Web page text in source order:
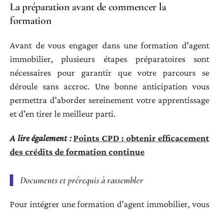
La préparation avant de commencer la
formation
Avant de vous engager dans une formation d'agent
immobilier, plusieurs étapes préparatoires sont
nécessaires pour garantir que votre parcours se
déroule sans accroc. Une bonne anticipation vous
permettra d'aborder sereinement votre apprentissage
et d'en tirer le meilleur parti.
A lire également : Points CPD : obtenir efficacement
des crédits de formation continue
Documents et prérequis à rassembler
Pour intégrer une formation d'agent immobilier, vous